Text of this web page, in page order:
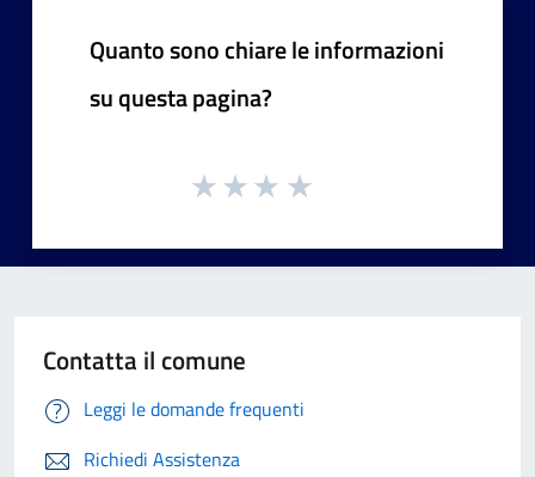
Quanto sono chiare le informazioni
su questa pagina?
Contatta il comune
Leggi le domande frequenti
Richiedi Assistenza